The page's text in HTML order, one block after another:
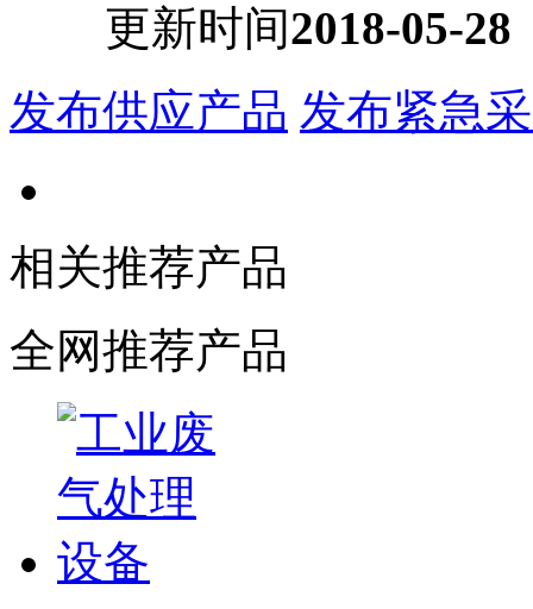
更新时间2018-05-28
发布供应产品 发布紧急
相关推荐产品
全网推荐产品